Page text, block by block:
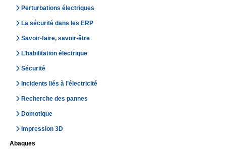
Perturbations électriques
La sécurité dans les ERP
Savoir-faire, savoir-être
L’habilitation électrique
Sécurité
Incidents liés à l’électricité
Recherche des pannes
Domotique
Impression 3D
Abaques